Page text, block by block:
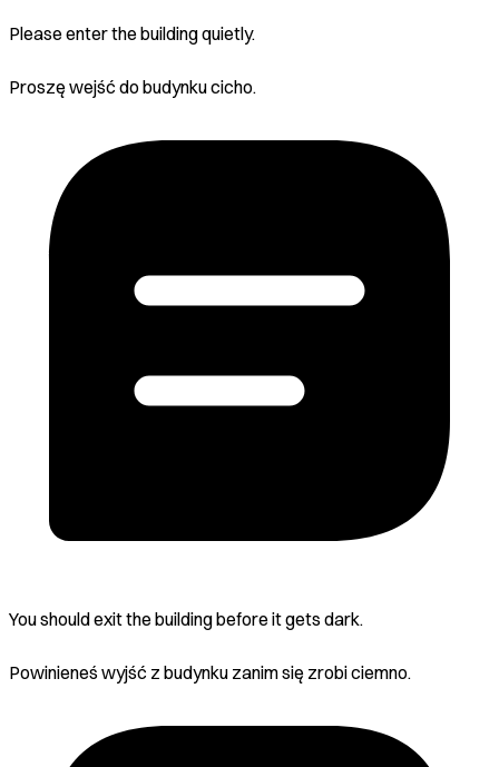
Please enter the building quietly.
Proszę wejść do budynku cicho.
You should exit the building before it gets dark.
Powinieneś wyjść z budynku zanim się zrobi ciemno.